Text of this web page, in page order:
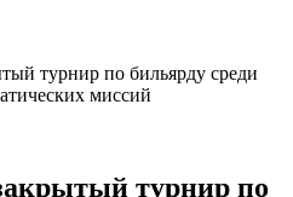
турнир по бильярду среди
миссий
турнир по